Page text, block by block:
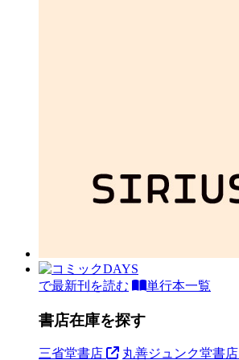
で最新刊を読む 単行本一覧
書店在庫を探す
三省堂書店 丸善ジュンク堂書店